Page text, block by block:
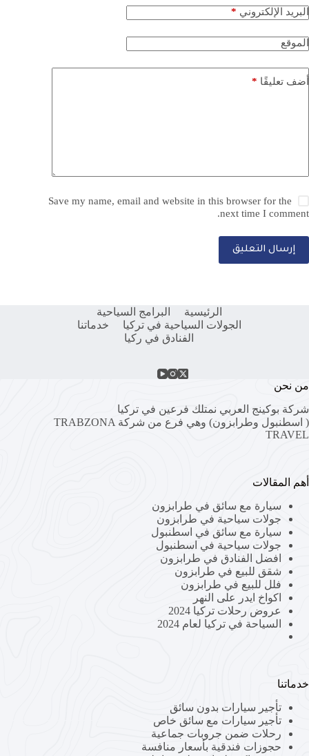
البريد الإلكتروني *
الموقع
أضف تعليقًا *
Save my name, email and website in this browser for the
next time I comment.
إرسال التعليق
الرئيسية
البرامج السياحية
الجولات السياحية في تركيا
خدماتنا
الفنادق في ركيا
من نحن
شركة بوكينج العربي نمتلك فرعين في تركيا
( اسطنبول وطرابزون) وهي فرع من شركة TRABZONA
TRAVEL
أهم المقالات
سيارة مع سائق في طرابزون
جولات سياحية في طرابزون
سيارة مع سائق في اسطنبول
جولات سياحية في اسطنبول
افضل الفنادق في طرابزون
شقق للبيع في طرابزون
فلل للبيع في طرابزون
اكواخ ايدر على النهر
عروض رحلات تركيا 2024
السياحة في تركيا لعام 2024
خدماتنا
تأجير سيارات بدون سائق
تأجير سيارات مع سائق خاص
رحلات ضمن جروبات جماعية
حجوزات فندقية بأسعار منافسة